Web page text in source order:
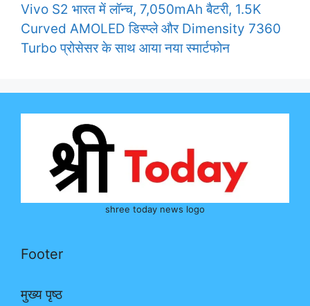
Vivo S2 भारत में लॉन्च, 7,050mAh बैटरी, 1.5K
Curved AMOLED डिस्प्ले और Dimensity 7360
Turbo प्रोसेसर के साथ आया नया स्मार्टफोन
shree today news logo
Footer
मुख्य पृष्ठ